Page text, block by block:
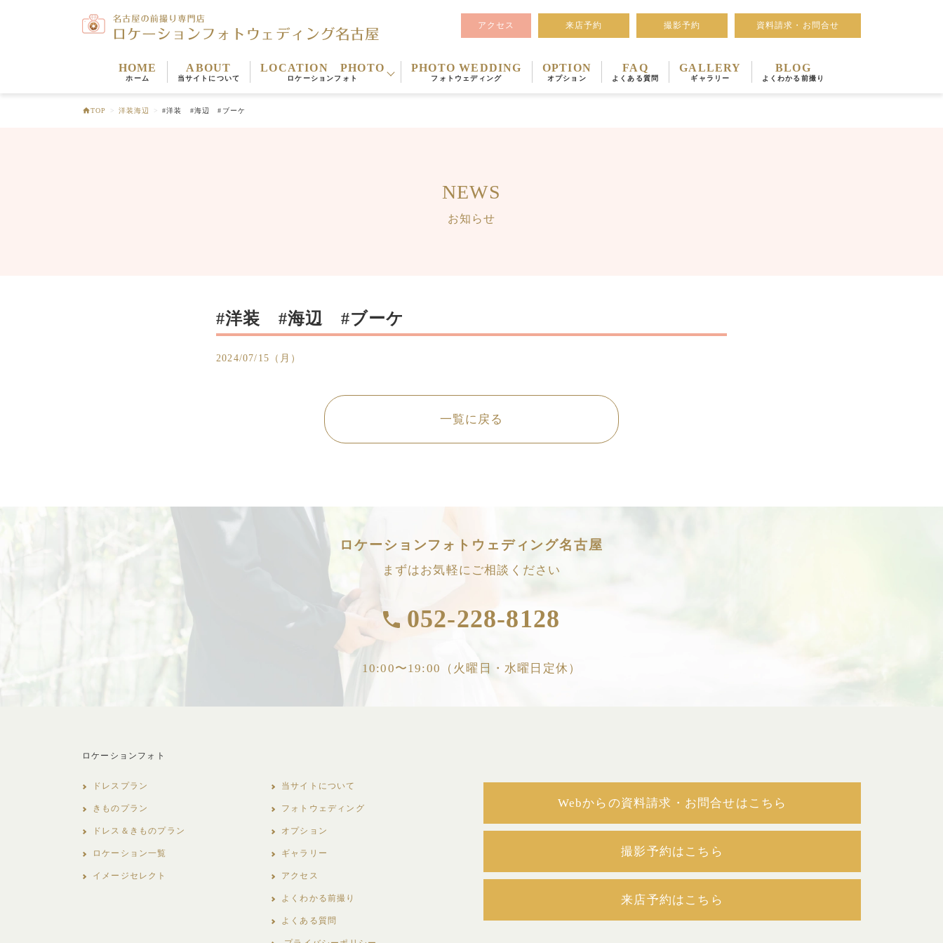
アクセス 来店予約 撮影予約 資料請求・お問合せ
HOME
ホーム
ABOUT
当サイトについて
LOCATION PHOTO
ロケーションフォト
PHOTO WEDDING
フォトウェディング
OPTION
オプション
FAQ
よくある質問
GALLERY
ギャラリー
BLOG
よくわかる前撮り
TOP > 洋装海辺 > #洋装 #海辺 #ブーケ
NEWS
お知らせ
#洋装 #海辺 #ブーケ
2024/07/15（月）
一覧に戻る
ロケーションフォトウェディング名古屋
まずはお気軽にご相談ください
052-228-8128
10:00〜19:00（火曜日・水曜日定休）
ロケーションフォト
ドレスプラン
きものプラン
ドレス＆きものプラン
ロケーション一覧
イメージセレクト
当サイトについて
フォトウェディング
オプション
ギャラリー
アクセス
よくわかる前撮り
よくある質問
Webからの資料請求・お問合せはこちら
撮影予約はこちら
来店予約はこちら